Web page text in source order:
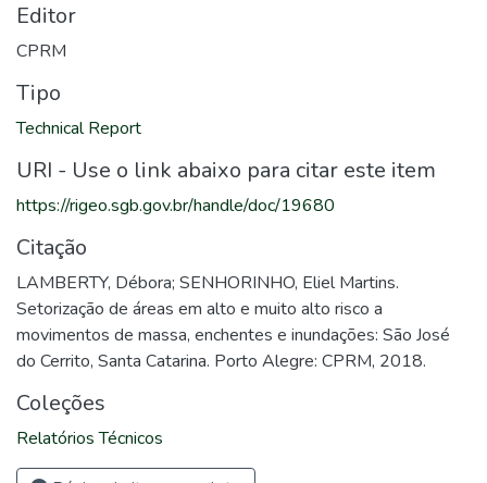
Editor
CPRM
Tipo
Technical Report
URI - Use o link abaixo para citar este item
https://rigeo.sgb.gov.br/handle/doc/19680
Citação
LAMBERTY, Débora; SENHORINHO, Eliel Martins.
Setorização de áreas em alto e muito alto risco a
movimentos de massa, enchentes e inundações: São José
do Cerrito, Santa Catarina. Porto Alegre: CPRM, 2018.
Coleções
Relatórios Técnicos